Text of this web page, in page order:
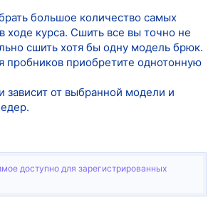
большое количество самых
ходе курса. Сшить все вы точно не
сшить хотя бы одну модель брюк.
пробников приобретите однотонную
зависит от выбранной модели и
доступно для зарегистрированных